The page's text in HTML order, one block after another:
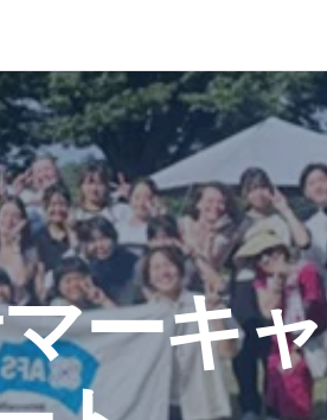
ーキャ